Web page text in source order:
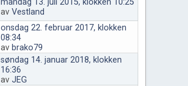
mandag 13. juli 2015, klokken 10:25
av Vestland
onsdag 22. februar 2017, klokken
08:34
av brako79
søndag 14. januar 2018, klokken
16:36
av JEG